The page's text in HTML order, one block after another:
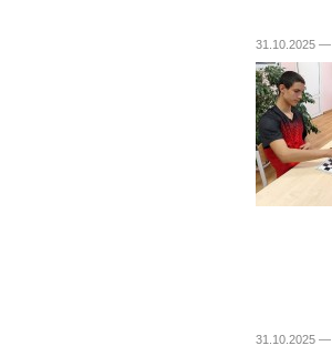
31.10.2025 —
31.10.2025 —